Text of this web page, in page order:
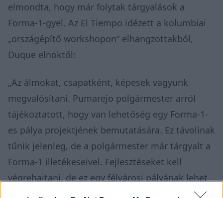
elmondta, hogy már folytak tárgyalások a
Forma-1-gyel. Az El Tiempo idézett a kolumbiai
„országépítő workshopon” elhangzottakból,
Duque elnöktől:
„Az álmokat, csapatként, képesek vagyunk
megvalósítani. Pumarejo polgármester arról
tájékoztatott, hogy van lehetőség egy Forma-1-
es pálya projektjének bemutatására. Ez távolinak
tűnik jelenleg, de a polgármester már tárgyalt a
Forma-1 illetékeseivel. Fejlesztéseket kell
végrehajtani, de ez egy félvárosi pályának lehet